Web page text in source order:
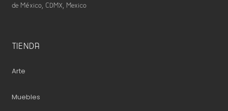
de México, CDMX, Mexico
TIENDA
Arte
Muebles